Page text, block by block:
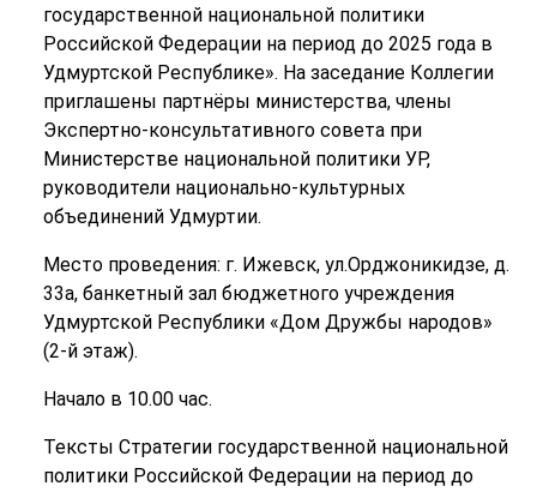
государственной национальной политики
Российской Федерации на период до 2025 года в
Удмуртской Республике». На заседание Коллегии
приглашены партнёры министерства, члены
Экспертно-консультативного совета при
Министерстве национальной политики УР,
руководители национально-культурных
объединений Удмуртии.
Место проведения: г. Ижевск, ул.Орджоникидзе, д.
33а, банкетный зал бюджетного учреждения
Удмуртской Республики «Дом Дружбы народов»
(2-й этаж).
Начало в 10.00 час.
Тексты Стратегии государственной национальной
политики Российской Федерации на период до